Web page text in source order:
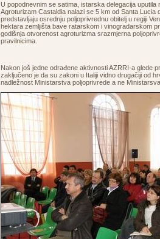
U popodnevnim se satima, istarska delegacija uputila
Agroturizam Castaldia nalazi se 5 km od Santa
predstavljaju osrednju poljoprivrednu obitelj u regiji
hektara zemljišta bave ratarskom i vinogradarskom
godišnja otvorenost agroturizma srazmjerna
pravilnicima.
Nakon još jedne odrađene aktivnosti AZRRI-a glede
zaključeno je da su zakoni u Italiji vidno drugačiji od
nadležnost Ministarstva poljoprivrede a ne